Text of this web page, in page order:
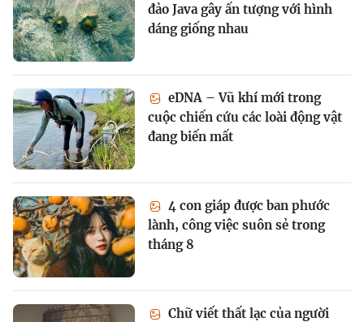
đảo Java gây ấn tượng với hình
dáng giống nhau
eDNA – Vũ khí mới trong
cuộc chiến cứu các loài động vật
đang biến mất
4 con giáp được ban phước
lành, công việc suôn sẻ trong
tháng 8
Chữ viết thất lạc của người